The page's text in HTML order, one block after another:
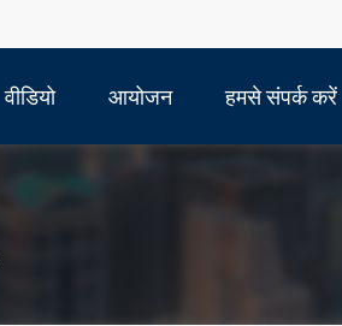
वीडियो आयोजन हमसे संपर्क करें